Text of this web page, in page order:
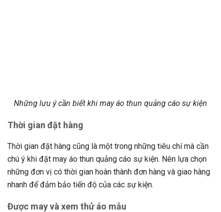
Những lưu ý cần biết khi may áo thun quảng cáo sự kiện
Thời gian đặt hàng
Thời gian đặt hàng cũng là một trong những tiêu chí mà cần
chú ý khi đặt may áo thun quảng cáo sự kiện. Nên lựa chọn
những đơn vị có thời gian hoàn thành đơn hàng và giao hàng
nhanh để đảm bảo tiến độ của các sự kiện.
Được may và xem thử áo mẫu